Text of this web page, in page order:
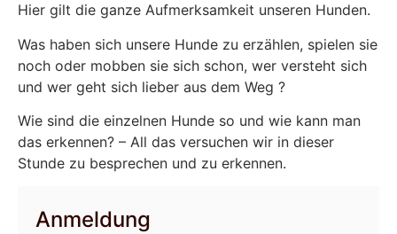
Hier gilt die ganze Aufmerksamkeit unseren Hunden.
Was haben sich unsere Hunde zu erzählen, spielen sie
noch oder mobben sie sich schon, wer versteht sich
und wer geht sich lieber aus dem Weg ?
Wie sind die einzelnen Hunde so und wie kann man
das erkennen? – All das versuchen wir in dieser
Stunde zu besprechen und zu erkennen.
Anmeldung